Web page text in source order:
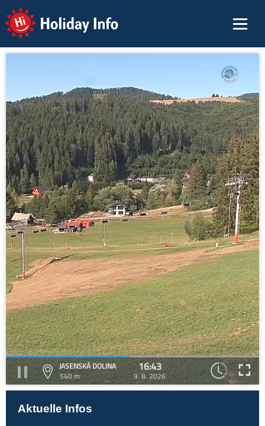
Holiday Info
JASENSKÁ DOLINA
540 m
16:43
9. 8. 2026
Aktuelle Infos